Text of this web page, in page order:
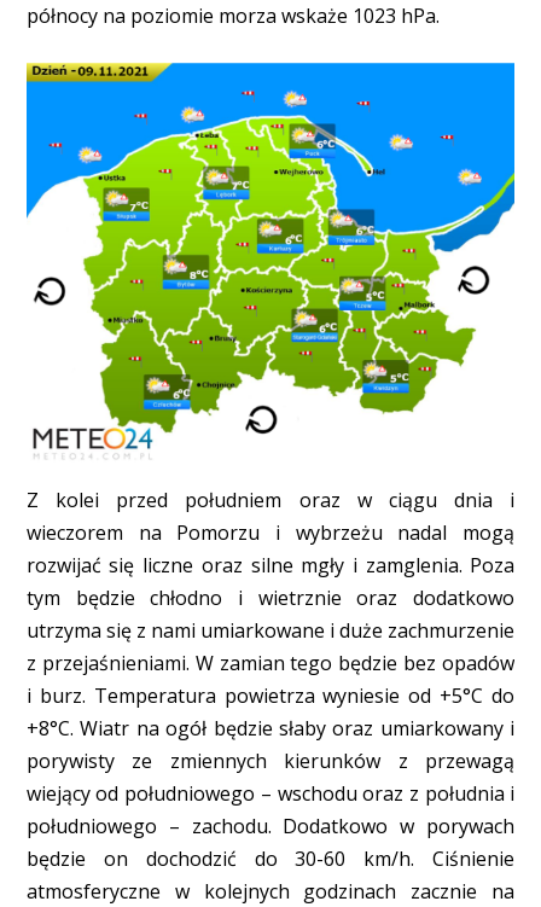
północy na poziomie morza wskaże 1023 hPa.
Z kolei przed południem oraz w ciągu dnia i
wieczorem na Pomorzu i wybrzeżu nadal mogą
rozwijać się liczne oraz silne mgły i zamglenia. Poza
tym będzie chłodno i wietrznie oraz dodatkowo
utrzyma się z nami umiarkowane i duże zachmurzenie
z przejaśnieniami. W zamian tego będzie bez opadów
i burz. Temperatura powietrza wyniesie od +5°C do
+8°C. Wiatr na ogół będzie słaby oraz umiarkowany i
porywisty ze zmiennych kierunków z przewagą
wiejący od południowego – wschodu oraz z południa i
południowego – zachodu. Dodatkowo w porywach
będzie on dochodzić do 30-60 km/h. Ciśnienie
atmosferyczne w kolejnych godzinach zacznie na